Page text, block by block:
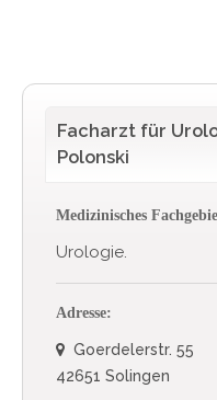
Facharzt für
Polonski
Medizinisches
Urologie.
Adresse:
Goerdelerstr. 55
42651 Solingen